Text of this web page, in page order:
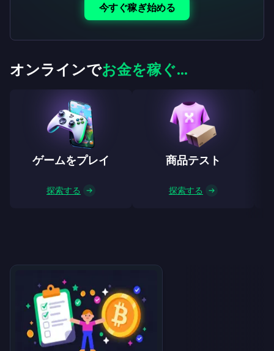
今すぐ稼ぎ始める
オンラインでお金を稼ぐ...
ゲームをプレイ
探索する
商品テスト
探索する